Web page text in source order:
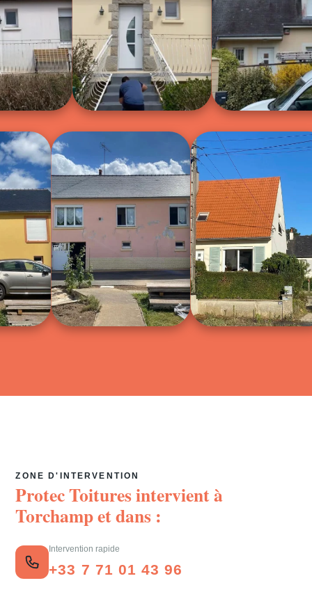
ZONE D'INTERVENTION
Protec Toitures intervient à
Torchampet dans :
Intervention rapide
+33 7 71 01 43 96